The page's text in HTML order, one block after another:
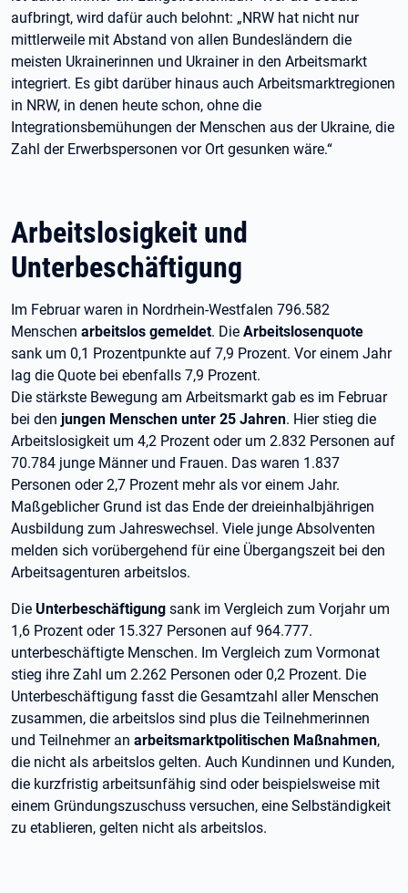
aufbringt, wird dafür auch belohnt: „NRW hat nicht nur
mittlerweile mit Abstand von allen Bundesländern die
meisten Ukrainerinnen und Ukrainer in den Arbeitsmarkt
integriert. Es gibt darüber hinaus auch Arbeitsmarktregionen
in NRW, in denen heute schon, ohne die
Integrationsbemühungen der Menschen aus der Ukraine, die
Zahl der Erwerbspersonen vor Ort gesunken wäre.“
Arbeitslosigkeit und
Unterbeschäftigung
Im Februar waren in Nordrhein-Westfalen 796.582
Menschen arbeitslos gemeldet. Die Arbeitslosenquote
sank um 0,1 Prozentpunkte auf 7,9 Prozent. Vor einem Jahr
lag die Quote bei ebenfalls 7,9 Prozent.
Die stärkste Bewegung am Arbeitsmarkt gab es im Februar
bei den jungen Menschen unter 25 Jahren. Hier stieg die
Arbeitslosigkeit um 4,2 Prozent oder um 2.832 Personen auf
70.784 junge Männer und Frauen. Das waren 1.837
Personen oder 2,7 Prozent mehr als vor einem Jahr.
Maßgeblicher Grund ist das Ende der dreieinhalbjährigen
Ausbildung zum Jahreswechsel. Viele junge Absolventen
melden sich vorübergehend für eine Übergangszeit bei den
Arbeitsagenturen arbeitslos.
Die Unterbeschäftigung sank im Vergleich zum Vorjahr um
1,6 Prozent oder 15.327 Personen auf 964.777.
unterbeschäftigte Menschen. Im Vergleich zum Vormonat
stieg ihre Zahl um 2.262 Personen oder 0,2 Prozent. Die
Unterbeschäftigung fasst die Gesamtzahl aller Menschen
zusammen, die arbeitslos sind plus die Teilnehmerinnen
und Teilnehmer an arbeitsmarktpolitischen Maßnahmen,
die nicht als arbeitslos gelten. Auch Kundinnen und Kunden,
die kurzfristig arbeitsunfähig sind oder beispielsweise mit
einem Gründungszuschuss versuchen, eine Selbständigkeit
zu etablieren, gelten nicht als arbeitslos.